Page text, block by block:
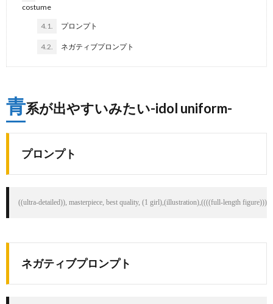
costume
4.1. プロンプト
4.2. ネガティブプロンプト
青系が出やすいみたい-idol uniform-
プロンプト
((ultra-detailed)), masterpiece, best quality, (1 girl),(illustration),((((full-length
ネガティブプロンプト